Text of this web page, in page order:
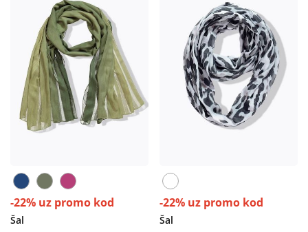
-22% uz promo kod
Šal
-22% uz promo kod
Šal